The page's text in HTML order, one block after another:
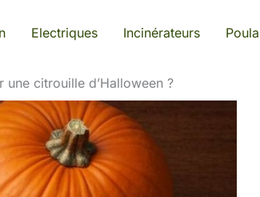
Electriques Incinérateurs
une citrouille d’Halloween ?